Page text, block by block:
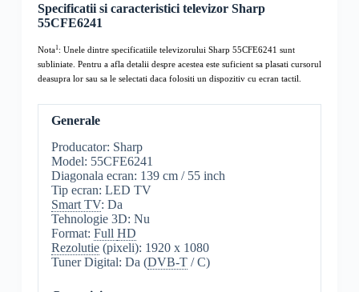
Specificatii si caracteristici televizor Sharp
55CFE6241
Nota1: Unele dintre specificatiile televizorului Sharp 55CFE6241 sunt
subliniate. Pentru a afla detalii despre acestea este suficient sa plasati cursorul
deasupra lor sau sa le selectati daca folositi un dispozitiv cu ecran tactil.
Generale
Producator: Sharp
Model: 55CFE6241
Diagonala ecran: 139 cm / 55 inch
Tip ecran: LED TV
Smart TV: Da
Tehnologie 3D: Nu
Format: Full HD
Rezolutie(pixeli): 1920 x 1080
Tuner Digital: Da (DVB-T/ C)